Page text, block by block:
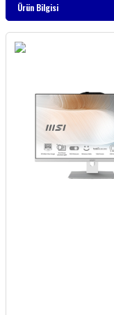
Ürün Bilgisi